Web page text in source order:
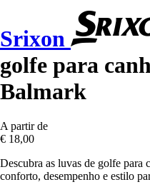
Srixon
golfe para
Balmark
A partir de
€ 18,00
Descubra as luvas de golfe
conforto, desempenho e estilo